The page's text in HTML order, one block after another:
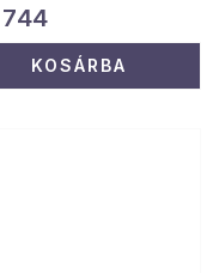
KOSÁRBA